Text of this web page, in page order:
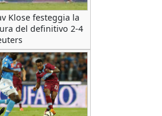
Klose festeggia la
del definitivo 2-4